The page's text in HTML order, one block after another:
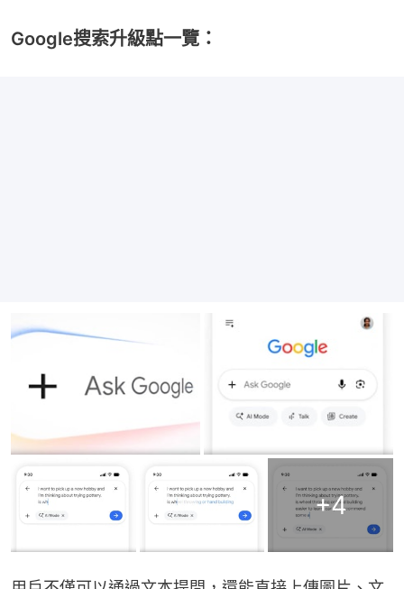
Google搜索升級點一覽：
+4